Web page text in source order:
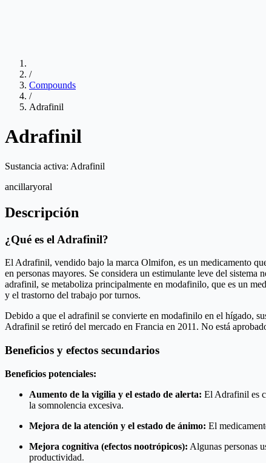
/
Compounds
/
Adrafinil
Adrafinil
Sustancia activa: Adrafinil
ancillaryoral
Descripción
¿Qué es el Adrafinil?
El Adrafinil, vendido bajo la marca Olmifon, es un medicamento
en personas mayores. Se considera un estimulante leve del
adrafinil, se metaboliza principalmente en modafinilo, que es un
y el trastorno del trabajo por turnos.
Debido a que el adrafinil se convierte en modafinilo en el hígado,
Adrafinil se retiró del mercado en Francia en 2011. No está
Beneficios y efectos secundarios
Beneficios potenciales:
Aumento de la vigilia y el estado de alerta: El Adrafinil es
la somnolencia excesiva.
Mejora de la atención y el estado de ánimo: El
Mejora cognitiva (efectos nootrópicos): Algunas personas
productividad.